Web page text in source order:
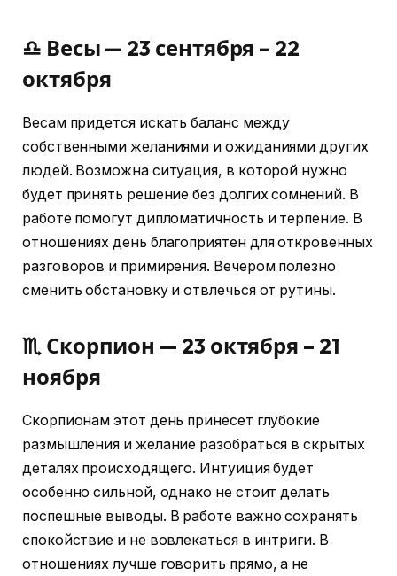
♎ Весы — 23 сентября – 22
октября
Весам придется искать баланс между
собственными желаниями и ожиданиями других
людей. Возможна ситуация, в которой нужно
будет принять решение без долгих сомнений. В
работе помогут дипломатичность и терпение. В
отношениях день благоприятен для откровенных
разговоров и примирения. Вечером полезно
сменить обстановку и отвлечься от рутины.
♏ Скорпион — 23 октября – 21
ноября
Скорпионам этот день принесет глубокие
размышления и желание разобраться в скрытых
деталях происходящего. Интуиция будет
особенно сильной, однако не стоит делать
поспешные выводы. В работе важно сохранять
спокойствие и не вовлекаться в интриги. В
отношениях лучше говорить прямо, а не